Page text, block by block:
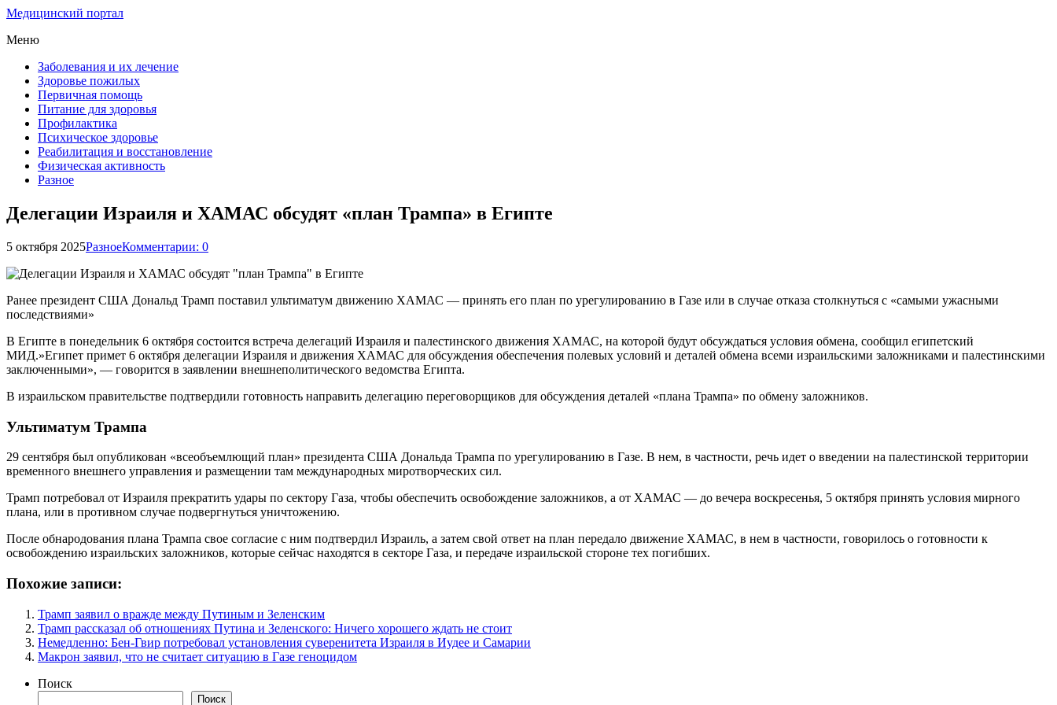
Медицинский портал
Меню
Заболевания и их лечение
Здоровье пожилых
Первичная помощь
Питание для здоровья
Профилактика
Психическое здоровье
Реабилитация и восстановление
Физическая активность
Разное
Делегации Израиля и ХАМАС обсудят «план Трампа» в Египте
5 октября 2025РазноеКомментарии: 0
Ранее президент США Дональд Трамп поставил ультиматум движению ХАМАС — принять его план по урегулированию в Газе или в случае отказа столкнуться с «самыми ужасными
последствиями»
В Египте в понедельник 6 октября состоится встреча делегаций Израиля и палестинского движения ХАМАС, на которой будут обсуждаться условия обмена, сообщил египетский
МИД.»Египет примет 6 октября делегации Израиля и движения ХАМАС для обсуждения обеспечения полевых условий и деталей обмена всеми израильскими заложниками и палестинскими
заключенными», — говорится в заявлении внешнеполитического ведомства Египта.
В израильском правительстве подтвердили готовность направить делегацию переговорщиков для обсуждения деталей «плана Трампа» по обмену заложников.
Ультиматум Трампа
29 сентября был опубликован «всеобъемлющий план» президента США Дональда Трампа по урегулированию в Газе. В нем, в частности, речь идет о введении на палестинской территории
временного внешнего управления и размещении там международных миротворческих сил.
Трамп потребовал от Израиля прекратить удары по сектору Газа, чтобы обеспечить освобождение заложников, а от ХАМАС — до вечера воскресенья, 5 октября принять условия мирного
плана, или в противном случае подвергнуться уничтожению.
После обнародования плана Трампа свое согласие с ним подтвердил Израиль, а затем свой ответ на план передало движение ХАМАС, в нем в частности, говорилось о готовности к
освобождению израильских заложников, которые сейчас находятся в секторе Газа, и передаче израильской стороне тех погибших.
Похожие записи:
Трамп заявил о вражде между Путиным и Зеленским
Трамп рассказал об отношениях Путина и Зеленского: Ничего хорошего ждать не стоит
Немедленно: Бен-Гвир потребовал установления суверенитета Израиля в Иудее и Самарии
Макрон заявил, что не считает ситуацию в Газе геноцидом
Поиск
Поиск